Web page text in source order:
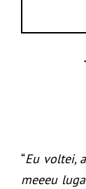
“Eu voltei,
meeeu